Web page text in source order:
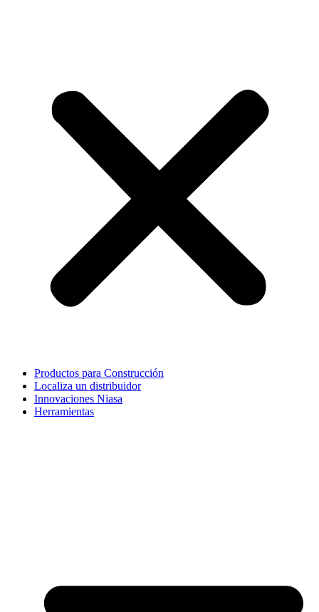
Productos para Construcción
Localiza un distribuidor
Innovaciones Niasa
Herramientas